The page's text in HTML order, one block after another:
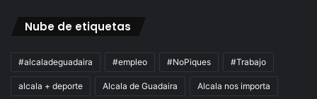
Nube de etiquetas
#alcaladeguadaira #empleo #NoPiques #Trabajo
alcala + deporte Alcala de Guadaira Alcala nos importa